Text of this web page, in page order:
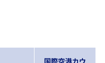
国際空港カウ